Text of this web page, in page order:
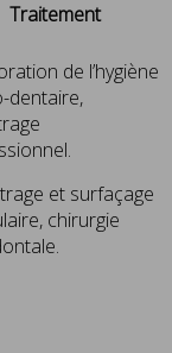
Traitement
de l’hygiène
dentaire,
et surfaçage
chirurgie